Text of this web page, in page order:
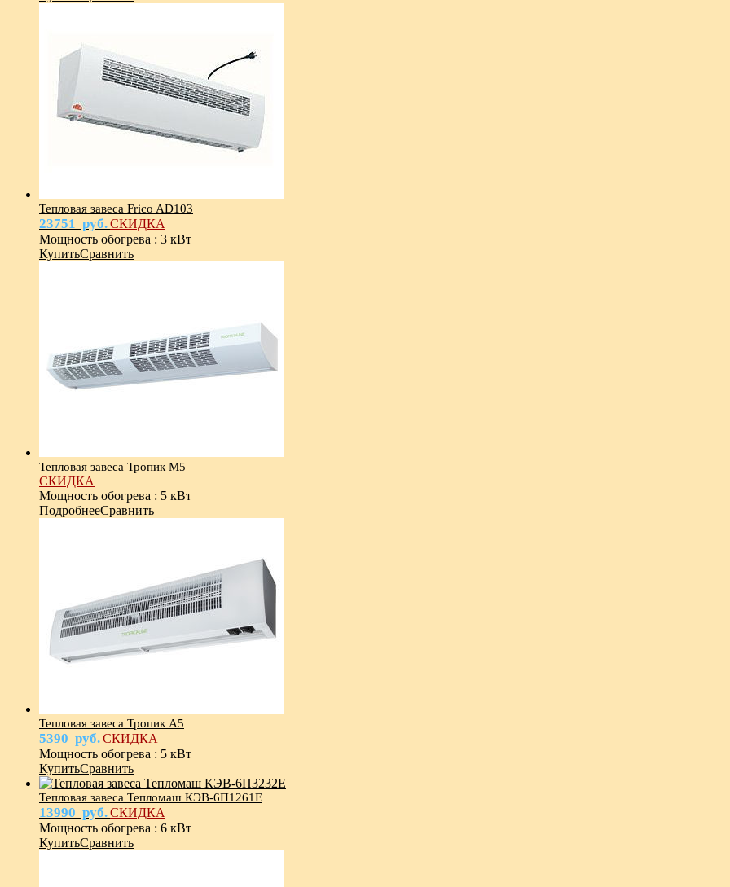
Тепловая завеса Frico AD103
23751 руб.СКИДКА
Мощность обогрева : 3 кВт
КупитьСравнить
Тепловая завеса Тропик М5
СКИДКА
Мощность обогрева : 5 кВт
ПодробнееСравнить
Тепловая завеса Тропик А5
5390 руб.СКИДКА
Мощность обогрева : 5 кВт
КупитьСравнить
Тепловая завеса Тепломаш КЭВ-6П1261Е
13990 руб.СКИДКА
Мощность обогрева : 6 кВт
КупитьСравнить